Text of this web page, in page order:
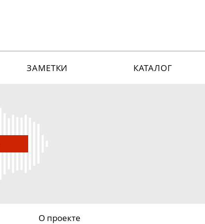
ЗАМЕТКИ КАТАЛОГ
О проекте